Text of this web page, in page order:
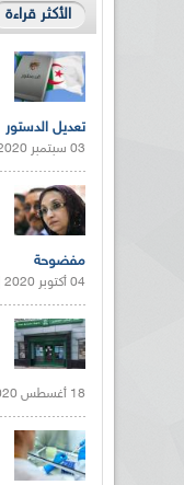
الأكثر قراءة
تعديل الدستور
03 سبتمبر 2020 |
مفضوحة
04 أكتوبر 2020 |
18 أغسطس 2020 |